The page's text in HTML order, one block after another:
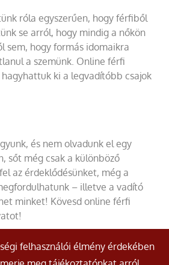
róla egyszerűen, hogy férfiből
se arról, hogy mindig a nőkön
sem, hogy formás idomaikra
a szemünk. Online férfi
ki a legvadítóbb csajok
és nem olvadunk el egy
sőt még csak a különböző
az érdeklődésünket, még a
– illetve a vadító
minket! Kövesd online férfi
felhasználói élmény érdekében